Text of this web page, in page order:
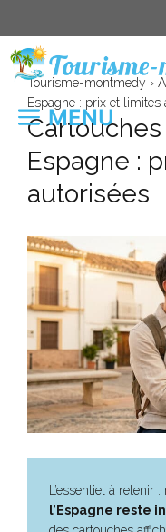
contenu
MENU
Tourisme-montmedy ›
Espagne : prix et limites
Espagne :
autorisées
L’essentiel à
l’Espagne reste